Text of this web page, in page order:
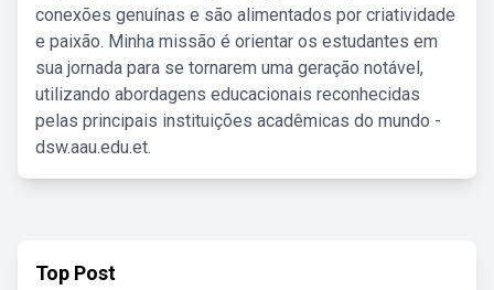
conexões genuínas e são alimentados por criatividade
e paixão. Minha missão é orientar os estudantes em
sua jornada para se tornarem uma geração notável,
utilizando abordagens educacionais reconhecidas
pelas principais instituições acadêmicas do mundo -
dsw.aau.edu.et.
Top Post